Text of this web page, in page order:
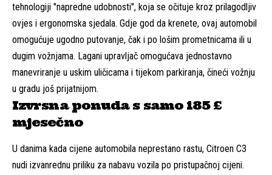
tehnologiji "napredne udobnosti", koja se očituje kroz prilagodljiv
ovjes i ergonomska sjedala. Gdje god da krenete, ovaj automobil
omogućuje ugodno putovanje, čak i po lošim prometnicama ili u
dugim vožnjama. Lagani upravljač omogućava jednostavno
manevriranje u uskim uličicama i tijekom parkiranja, čineći vožnju
u gradu još prijatnijom.
Izvrsna ponuda s samo 185 £
mjesečno
U danima kada cijene automobila neprestano rastu, Citroen C3
nudi izvanrednu priliku za nabavu vozila po pristupačnoj cijeni.